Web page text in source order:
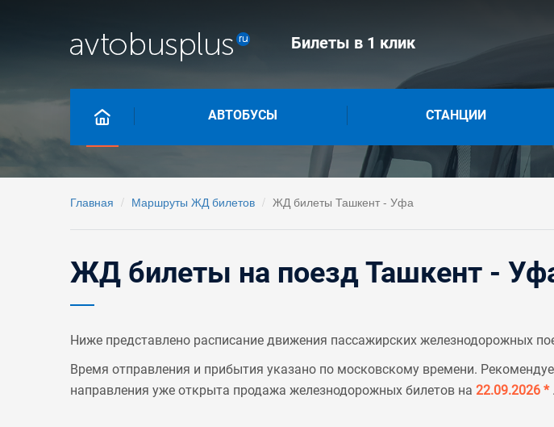
Билеты в 1 клик
АВТОБУСЫ СТАНЦИИ
Главная Маршруты ЖД билетов ЖД билеты Ташкент - Уфа
ЖД билеты на поезд Ташкент -
Ниже представлено расписание движения пассажирских железнодорожных
Время отправления и прибытия указано по московскому времени.
направления уже открыта продажа железнодорожных билетов на 22.09.2026 * .